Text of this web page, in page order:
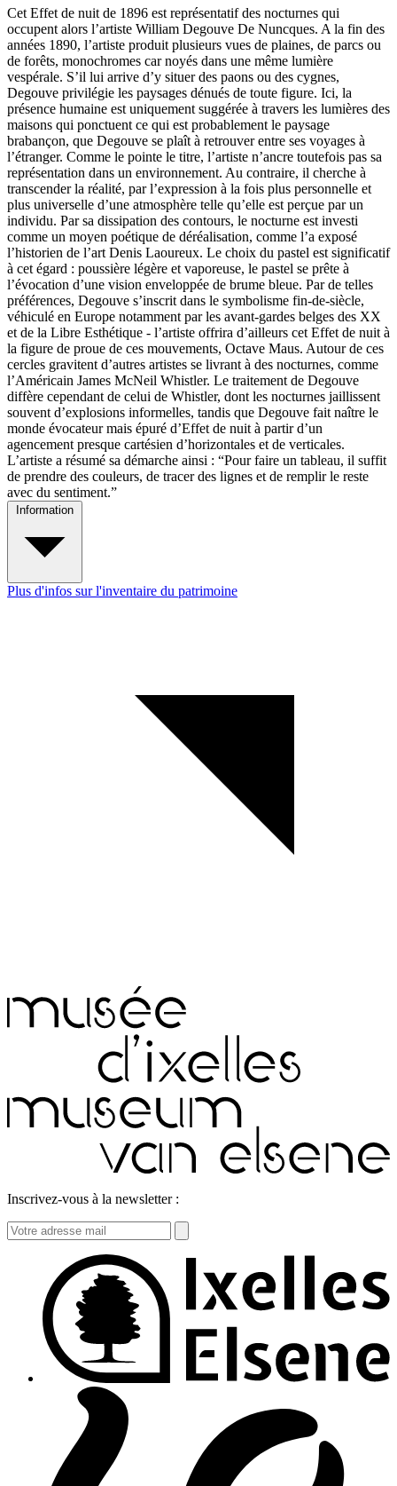
Cet Effet de nuit de 1896 est représentatif des nocturnes qui
occupent alors l’artiste William Degouve De Nuncques. A la fin des
années 1890, l’artiste produit plusieurs vues de plaines, de parcs ou
de forêts, monochromes car noyés dans une même lumière
vespérale. S’il lui arrive d’y situer des paons ou des cygnes,
Degouve privilégie les paysages dénués de toute figure. Ici, la
présence humaine est uniquement suggérée à travers les lumières des
maisons qui ponctuent ce qui est probablement le paysage
brabançon, que Degouve se plaît à retrouver entre ses voyages à
l’étranger. Comme le pointe le titre, l’artiste n’ancre toutefois pas sa
représentation dans un environnement. Au contraire, il cherche à
transcender la réalité, par l’expression à la fois plus personnelle et
plus universelle d’une atmosphère telle qu’elle est perçue par un
individu. Par sa dissipation des contours, le nocturne est investi
comme un moyen poétique de déréalisation, comme l’a exposé
l’historien de l’art Denis Laoureux. Le choix du pastel est significatif
à cet égard : poussière légère et vaporeuse, le pastel se prête à
l’évocation d’une vision enveloppée de brume bleue. Par de telles
préférences, Degouve s’inscrit dans le symbolisme fin-de-siècle,
véhiculé en Europe notamment par les avant-gardes belges des XX
et de la Libre Esthétique - l’artiste offrira d’ailleurs cet Effet de nuit à
la figure de proue de ces mouvements, Octave Maus. Autour de ces
cercles gravitent d’autres artistes se livrant à des nocturnes, comme
l’Américain James McNeil Whistler. Le traitement de Degouve
diffère cependant de celui de Whistler, dont les nocturnes jaillissent
souvent d’explosions informelles, tandis que Degouve fait naître le
monde évocateur mais épuré d’Effet de nuit à partir d’un
agencement presque cartésien d’horizontales et de verticales.
L’artiste a résumé sa démarche ainsi : “Pour faire un tableau, il suffit
de prendre des couleurs, de tracer des lignes et de remplir le reste
avec du sentiment.”
Information
Plus d'infos sur l'inventaire du patrimoine
Inscrivez-vous à la newsletter :